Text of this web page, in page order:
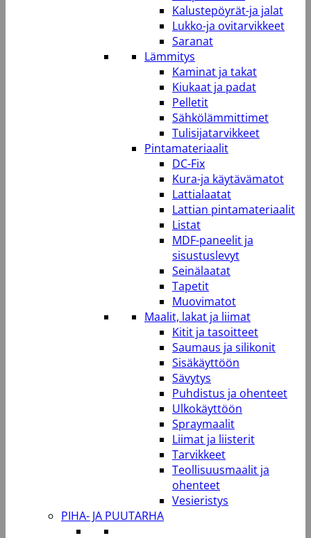
Kalustepöyrät-ja jalat
Lukko-ja ovitarvikkeet
Saranat
Lämmitys
Kaminat ja takat
Kiukaat ja padat
Pelletit
Sähkölämmittimet
Tulisijatarvikkeet
Pintamateriaalit
DC-Fix
Kura-ja käytävämatot
Lattialaatat
Lattian pintamateriaalit
Listat
MDF-paneelit ja
sisustuslevyt
Seinälaatat
Tapetit
Muovimatot
Maalit, lakat ja liimat
Kitit ja tasoitteet
Saumaus ja silikonit
Sisäkäyttöön
Sävytys
Puhdistus ja ohenteet
Ulkokäyttöön
Spraymaalit
Liimat ja liisterit
Tarvikkeet
Teollisuusmaalit ja
ohenteet
Vesieristys
PIHA- JA PUUTARHA